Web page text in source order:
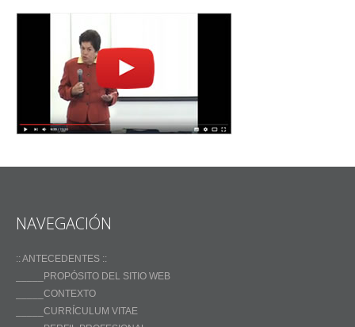
NAVEGACIÓN
:: ANTECEDENTES ::
_____PROPÓSITO DEL SITIO WEB
_____CONTEXTO
_____CURRÍCULUM VITAE